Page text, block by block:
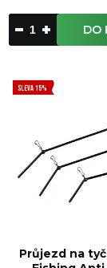
DO
SLEVA 15%
Průjezd na